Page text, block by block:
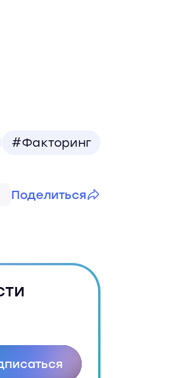
#Факторинг
Поделиться